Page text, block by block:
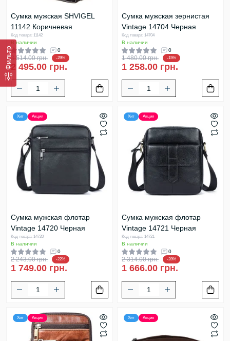
Фильтр
Сумка мужская SHVIGEL
11142 Коричневая
Код товара: 11142
В наличии
0
3 514.00 грн. -29%
2 495.00 грн.
Сумка мужская зернистая
Vintage 14704 Черная
Код товара: 14704
В наличии
0
1 480.00 грн. -15%
1 258.00 грн.
Хит Акция
Сумка мужская флотар
Vintage 14720 Черная
Код товара: 14720
В наличии
0
2 243.00 грн. -22%
1 749.00 грн.
Хит Акция
Сумка мужская флотар
Vintage 14721 Черная
Код товара: 14721
В наличии
0
2 314.00 грн. -28%
1 666.00 грн.
Хит Акция Хит Акция